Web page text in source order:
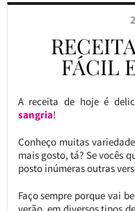
FÁCIL
A receita de hoje é
sangria!
Conheço muitas
mais gosto, tá? Se vocês
posto inúmeras outras
Faço sempre porque vai